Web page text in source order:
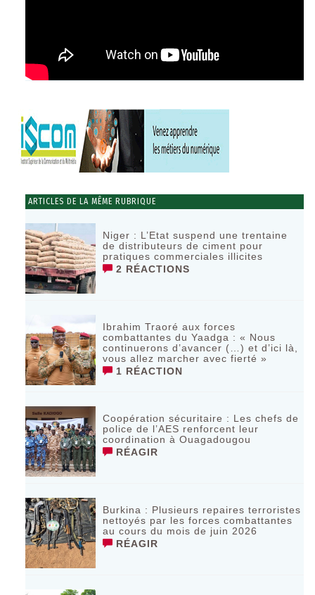
ARTICLES DE LA MÊME RUBRIQUE
Niger : L’Etat suspend une trentaine
de distributeurs de ciment pour
pratiques commerciales illicites
2 RÉACTIONS
Ibrahim Traoré aux forces
combattantes du Yaadga : « Nous
continuerons d’avancer (…) et d’ici là,
vous allez marcher avec fierté »
1 RÉACTION
Coopération sécuritaire : Les chefs de
police de l’AES renforcent leur
coordination à Ouagadougou
RÉAGIR
‎Burkina : Plusieurs repaires terroristes
nettoyés par les forces combattantes
au cours du mois de juin 2026
RÉAGIR